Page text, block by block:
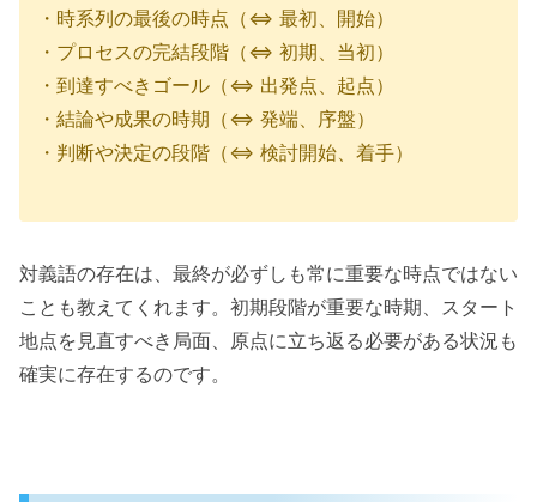
・時系列の最後の時点（⇔ 最初、開始）
・プロセスの完結段階（⇔ 初期、当初）
・到達すべきゴール（⇔ 出発点、起点）
・結論や成果の時期（⇔ 発端、序盤）
・判断や決定の段階（⇔ 検討開始、着手）
対義語の存在は、最終が必ずしも常に重要な時点ではない
ことも教えてくれます。初期段階が重要な時期、スタート
地点を見直すべき局面、原点に立ち返る必要がある状況も
確実に存在するのです。